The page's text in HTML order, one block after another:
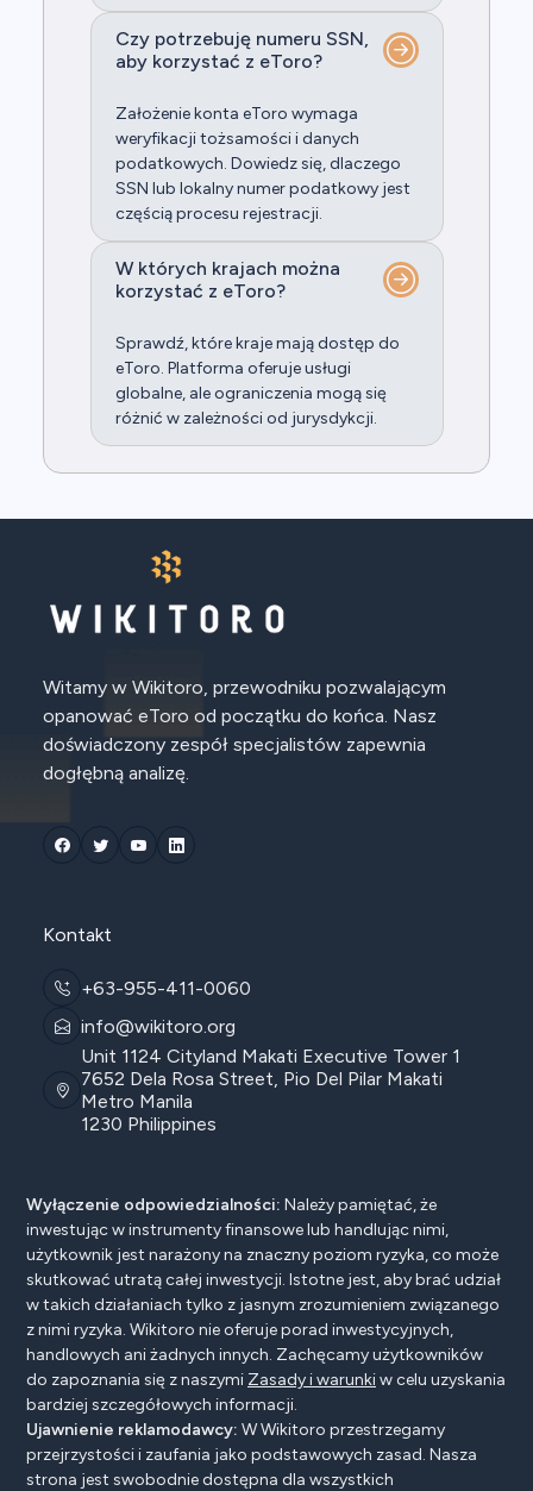
Czy potrzebuję numeru SSN,
aby korzystać z eToro?
Założenie konta eToro wymaga
weryfikacji tożsamości i danych
podatkowych. Dowiedz się, dlaczego
SSN lub lokalny numer podatkowy jest
częścią procesu rejestracji.
W których krajach można
korzystać z eToro?
Sprawdź, które kraje mają dostęp do
eToro. Platforma oferuje usługi
globalne, ale ograniczenia mogą się
różnić w zależności od jurysdykcji.
Witamy w Wikitoro, przewodniku pozwalającym
opanować eToro od początku do końca. Nasz
doświadczony zespół specjalistów zapewnia
dogłębną analizę.
Kontakt
+63-955-411-0060
info@wikitoro.org
Unit 1124 Cityland Makati Executive Tower 1
7652 Dela Rosa Street, Pio Del Pilar Makati
Metro Manila
1230 Philippines
Wyłączenie odpowiedzialności: Należy pamiętać, że
inwestując w instrumenty finansowe lub handlując nimi,
użytkownik jest narażony na znaczny poziom ryzyka, co może
skutkować utratą całej inwestycji. Istotne jest, aby brać udział
w takich działaniach tylko z jasnym zrozumieniem związanego
z nimi ryzyka. Wikitoro nie oferuje porad inwestycyjnych,
handlowych ani żadnych innych. Zachęcamy użytkowników
do zapoznania się z naszymi Zasady i warunkiw celu uzyskania
bardziej szczegółowych informacji.
Ujawnienie reklamodawcy: W Wikitoro przestrzegamy
przejrzystości i zaufania jako podstawowych zasad. Nasza
strona jest swobodnie dostępna dla wszystkich